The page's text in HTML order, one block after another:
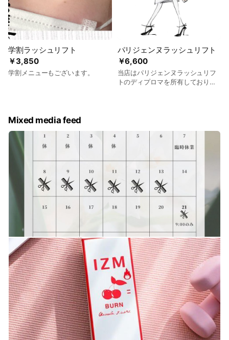
￥3,850
学割ラッシュリフト
学割メニューもございます。
￥6,600
パリジェンヌラッシュリフト
当店はパリジェンヌラッシュリフ
トのディプロマを所有しておりま
Mixed media feed